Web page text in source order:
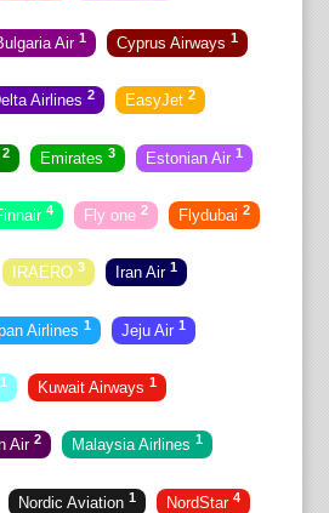
Air 1 Cyprus Airways 1
Airlines 2 EasyJet 2
2 Emirates 3 Estonian Air 1
4 Fly one 2 Flydubai 2
IRAERO 3 Iran Air 1
Airlines 1 Jeju Air 1
1 Kuwait Airways 1
Air 2 Malaysia Airlines 1
Nordic Aviation 1 NordStar 4